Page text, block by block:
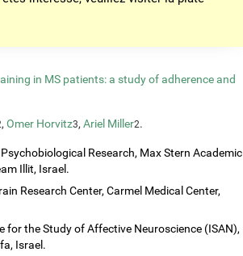
in MS patients: a study of adherence and
, Omer Horvitz3, Ariel Miller2.
Research, Max Stern Academic
Illit, Israel.
Research Center, Carmel Medical Center,
for the Study of Affective Neuroscience (ISAN),
Israel.